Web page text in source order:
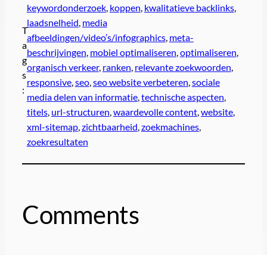
T
a
g
s
:
keywordonderzoek, koppen, kwalitatieve backlinks,
laadsnelheid, media
afbeeldingen/video’s/infographics, meta-
beschrijvingen, mobiel optimaliseren, optimaliseren,
organisch verkeer, ranken, relevante zoekwoorden,
responsive, seo, seo website verbeteren, sociale
media delen van informatie, technische aspecten,
titels, url-structuren, waardevolle content, website,
xml-sitemap, zichtbaarheid, zoekmachines,
zoekresultaten
Comments